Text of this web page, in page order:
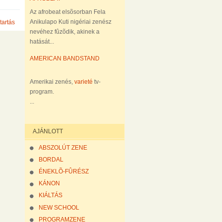
Az afrobeat elsõsorban Fela
Anikulapo Kuti nigériai zenész
nevéhez fûzõdik, akinek a
hatását...
AMERICAN BANDSTAND
Amerikai zenés, varieté tv-
program.
...
AJÁNLOTT
ABSZOLÚT ZENE
BORDAL
ÉNEKLÕ-FÛRÉSZ
KÁNON
KIÁLTÁS
NEW SCHOOL
PROGRAMZENE